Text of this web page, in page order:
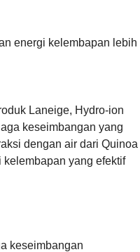
energi kelembapan lebih
Laneige, Hydro-ion
keseimbangan yang
dengan air dari Quinoa
yang efektif
keseimbangan